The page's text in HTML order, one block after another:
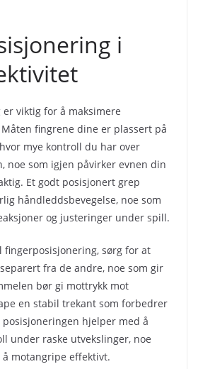
i
viktig for å maksimere
fingrene dine er plassert på
mye kontroll du har over
noe som igjen påvirker evnen din
Et godt posisjonert grep
håndleddsbevegelse, noe som
og justeringer under spill.
fingerposisjonering, sørg for at
fra de andre, noe som gir
bør gi mottrykk mot
en stabil trekant som forbedrer
hjelper med å
under raske utvekslinger, noe
motangripe effektivt.